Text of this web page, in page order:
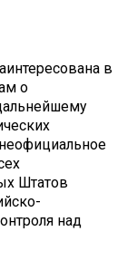
в
о
Штатов
над